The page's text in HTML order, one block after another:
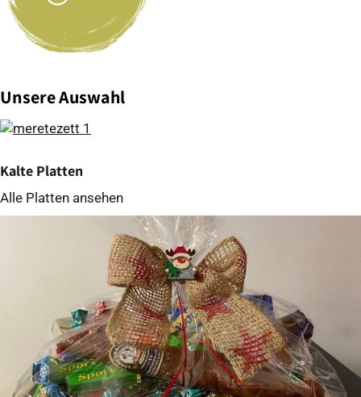
Unsere Auswahl
Kalte Platten
Alle Platten ansehen